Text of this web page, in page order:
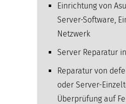
Einrichtung von
Server-Software,
Netzwerk
Server Reparatur
Reparatur von
oder Server-
Überprüfung auf